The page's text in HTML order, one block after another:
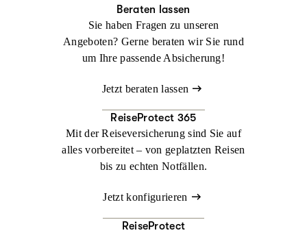
Beraten lassen
Sie haben Fragen zu unseren
Angeboten? Gerne beraten wir Sie rund
um Ihre passende Absicherung!
Jetzt beraten lassen
ReiseProtect 365
Mit der Reiseversicherung sind Sie auf
alles vorbereitet – von geplatzten Reisen
bis zu echten Notfällen.
Jetzt konfigurieren
ReiseProtect